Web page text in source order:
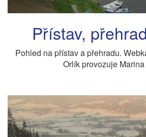
Přístav,
Pohled na přístav a přehradu.
Orlík provozuje